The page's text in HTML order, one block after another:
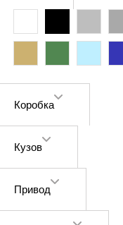
Коробка
Кузов
Привод